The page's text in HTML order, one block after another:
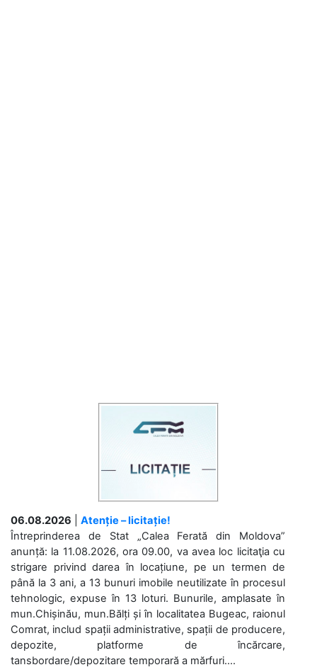
06.08.2026
Atenție – licitație!
Întreprinderea de Stat „Calea Ferată din Moldova”
anunță: la 11.08.2026, ora 09.00, va avea loc licitaţia cu
strigare privind darea în locațiune, pe un termen de
până la 3 ani, a 13 bunuri imobile neutilizate în procesul
tehnologic, expuse în 13 loturi. Bunurile, amplasate în
mun.Chișinău, mun.Bălți și în localitatea Bugeac, raionul
Comrat, includ spații administrative, spații de producere,
depozite, platforme de încărcare,
tansbordare/depozitare temporară a mărfuri....